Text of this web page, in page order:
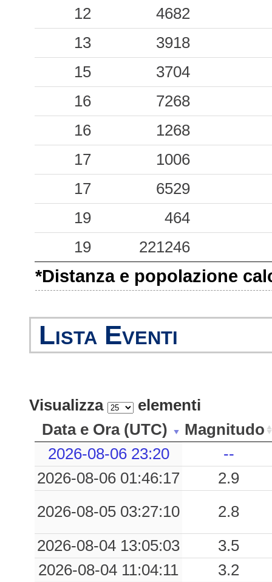
0.27
SCZA
32
0.27
STRV
42
0.20
VULS
38
0.17
LPR1
43
0.17
DLNV
45
0.15
ARMO
38
0.15
NAS
60
0.14
NCO
52
0.13
TPA
56
0.13
DNMI
67
0.12
SCI
27
0.10
LAZR
45
0.09
RCPC
0.08
TAO
54
0.06
BRO
87
0.05
NVR1
43
12
4682
13
3918
15
3704
16
7268
16
1268
17
1006
17
6529
19
464
19
221246
*Distanza e popolazione
Lista Eventi
Visualizza
elementi
Data e Ora (UTC)
Magnitudo
2026-08-06 23:20
--
2026-08-06 01:46:17
2.9
2026-08-05 03:27:10
2.8
2026-08-04 13:05:03
3.5
2026-08-04 11:04:11
3.2